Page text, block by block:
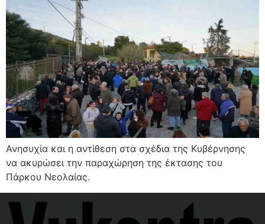
Ανησυχία και η αντίθεση στα σχέδια της Κυβέρνησης
να ακυρώσει την παραχώρηση της έκτασης του
Πάρκου Νεολαίας.